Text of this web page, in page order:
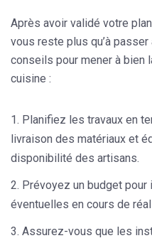
Après avoir validé votre
vous reste plus qu’à
conseils pour mener à bien
cuisine :
Planifiez les travaux en
livraison des matériaux et
disponibilité des artisans.
Prévoyez un budget
éventuelles en cours de
Assurez-vous que les